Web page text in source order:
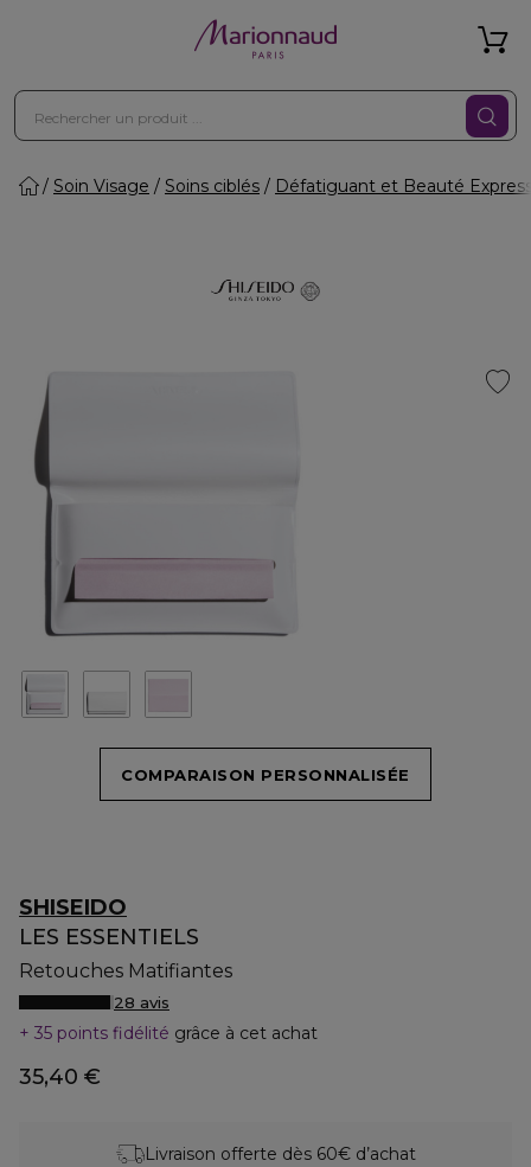
Soin Visage Soins ciblés Défatiguant et Beauté
COMPARAISON PERSONNALISÉE
SHISEIDO
LES ESSENTIELS
Retouches Matifiantes
28 avis
35 points fidélité grâce à cet achat
35,40 €
Livraison offerte dès 60€ d’achat